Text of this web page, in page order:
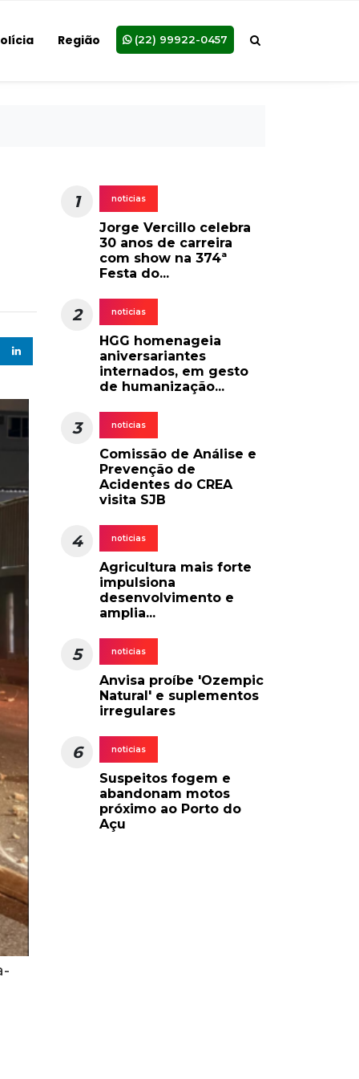
Região (22) 99922-0457
1 noticias
Jorge Vercillo celebra
30 anos de carreira
com show na 374ª
Festa do...
2 noticias
HGG homenageia
aniversariantes
internados, em gesto
de humanização...
3 noticias
Comissão de Análise e
Prevenção de
Acidentes do CREA
visita SJB
4 noticias
Agricultura mais forte
impulsiona
desenvolvimento e
amplia...
5 noticias
Anvisa proíbe 'Ozempic
Natural' e suplementos
irregulares
6 noticias
Suspeitos fogem e
abandonam motos
próximo ao Porto do
Açu